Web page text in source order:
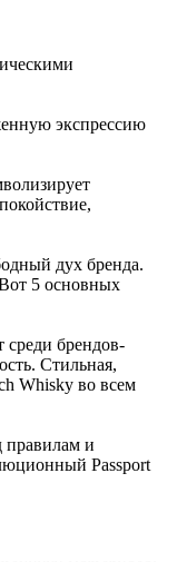
экспрессию
дух бренда.
5 основных
среди брендов-
Стильная,
Whisky во всем
правилам и
Passport